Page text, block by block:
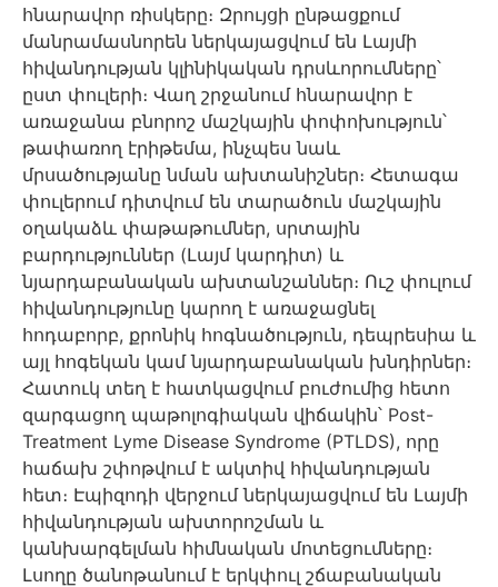
հնարավոր ռիսկերը։ Զրույցի ընթացքում
մանրամասնորեն ներկայացվում են Լայմի
հիվանդության կլինիկական դրսևորումները՝
ըստ փուլերի։ Վաղ շրջանում հնարավոր է
առաջանա բնորոշ մաշկային փոփոխություն՝
թափառող էրիթեմա, ինչպես նաև
մրսածությանը նման ախտանիշներ։ Հետագա
փուլերում դիտվում են տարածուն մաշկային
օղակաձև փաթաթումներ, սրտային
բարդություններ (Լայմ կարդիտ) և
նյարդաբանական ախտանշաններ։ Ուշ փուլում
հիվանդությունը կարող է առաջացնել
հոդաբորբ, քրոնիկ հոգնածություն, դեպրեսիա և
այլ հոգեկան կամ նյարդաբանական խնդիրներ։
Հատուկ տեղ է հատկացվում բուժումից հետո
զարգացող պաթոլոգիական վիճակին՝ Post-
Treatment Lyme Disease Syndrome (PTLDS), որը
հաճախ շփոթվում է ակտիվ հիվանդության
հետ։ Էպիզոդի վերջում ներկայացվում են Լայմի
հիվանդության ախտորոշման և
կանխարգելման հիմնական մոտեցումները։
Լսողը ծանոթանում է երկփուլ շճաբանական